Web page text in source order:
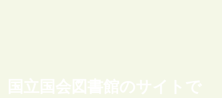
国立国会図書館のサイトで